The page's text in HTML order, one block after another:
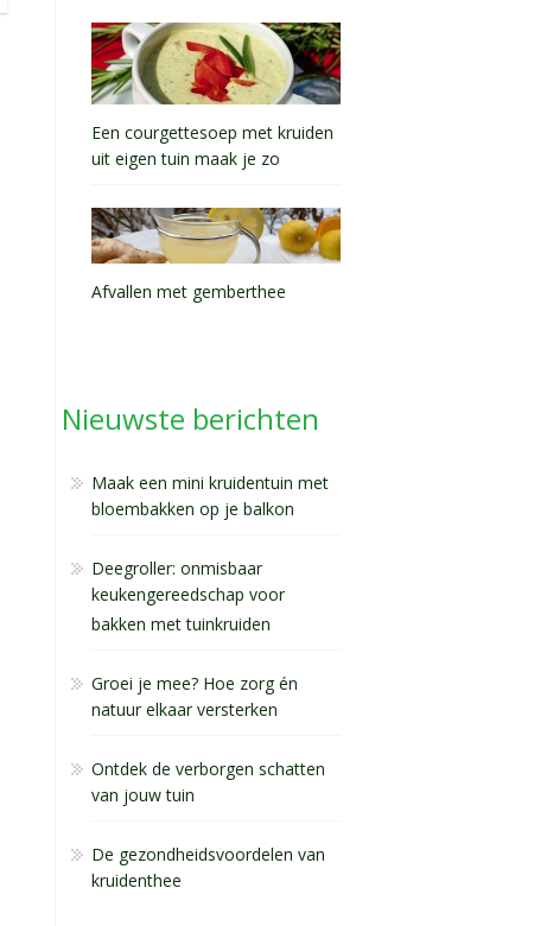
Een courgettesoep met kruiden
uit eigen tuin maak je zo
Afvallen met gemberthee
Nieuwste berichten
Maak een mini kruidentuin met
bloembakken op je balkon
Deegroller: onmisbaar
keukengereedschap voor
bakken met tuinkruiden
Groei je mee? Hoe zorg én
natuur elkaar versterken
Ontdek de verborgen schatten
van jouw tuin
De gezondheidsvoordelen van
kruidenthee